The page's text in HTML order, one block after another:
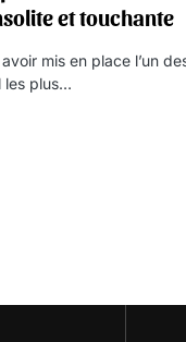
et touchante
mis en place l’un
les plus…